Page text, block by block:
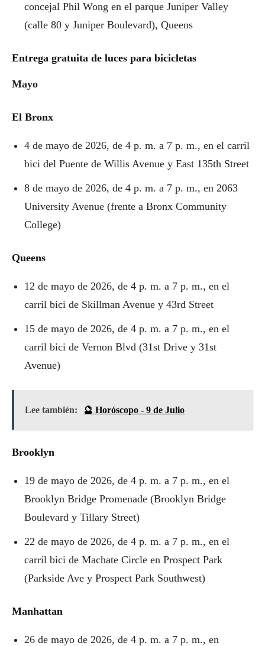
concejal Phil Wong en el parque Juniper Valley
(calle 80 y Juniper Boulevard), Queens
Entrega gratuita de luces para bicicletas
Mayo
El Bronx
4 de mayo de 2026, de 4 p. m. a 7 p. m., en el carril
bici del Puente de Willis Avenue y East 135th Street
8 de mayo de 2026, de 4 p. m. a 7 p. m., en 2063
University Avenue (frente a Bronx Community
College)
Queens
12 de mayo de 2026, de 4 p. m. a 7 p. m., en el
carril bici de Skillman Avenue y 43rd Street
15 de mayo de 2026, de 4 p. m. a 7 p. m., en el
carril bici de Vernon Blvd (31st Drive y 31st
Avenue)
Lee también: 🔮 Horóscopo - 9 de Julio
Brooklyn
19 de mayo de 2026, de 4 p. m. a 7 p. m., en el
Brooklyn Bridge Promenade (Brooklyn Bridge
Boulevard y Tillary Street)
22 de mayo de 2026, de 4 p. m. a 7 p. m., en el
carril bici de Machate Circle en Prospect Park
(Parkside Ave y Prospect Park Southwest)
Manhattan
26 de mayo de 2026, de 4 p. m. a 7 p. m., en